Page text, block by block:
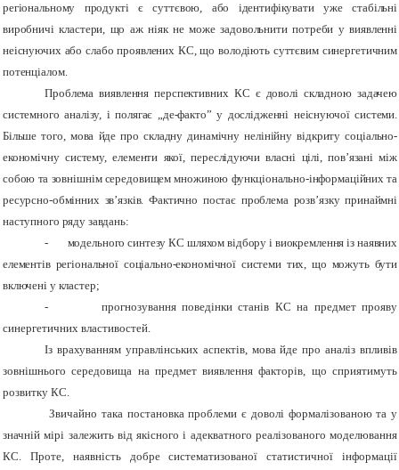
регіональному продукті
є суттєвою, або ідентифікувати уже стабільні
виробничі кластери, що аж ніяк не може задовольнити потреби у виявленні
неіснуючих або слабо проявлених КС, що володіють суттєвим синергетичним
потенціалом.
Проблема виявлення перспективних КС є доволі складною задачею
системного аналізу, і полягає „де-факто” у дослідженні неіснуючої системи.
Більше того, мова йде про складну динамічну нелінійну відкриту соціально-
економічну систему, елементи якої, переслідуючи власні цілі, пов’язані між
собою та зовнішнім середовищем множиною функціонально-інформаційних та
ресурсно-обмінних зв’язків. Фактично постає проблема розв’язку принаймні
наступного ряду завдань:
-
модельного синтезу КС шляхом відбору і виокремлення із наявних
елементів регіональної соціально-економічної системи тих, що можуть бути
включені у кластер;
-
прогнозування поведінки станів КС на предмет прояву
синергетичних властивостей.
Із врахуванням управлінських аспектів, мова йде про аналіз впливів
зовнішнього середовища на предмет виявлення факторів, що сприятимуть
розвитку КС.
Звичайно така постановка проблеми є доволі формалізованою та у
значній мірі залежить від якісного і адекватного реалізованого моделювання
КС. Проте, наявність добре систематизованої статистичної інформації